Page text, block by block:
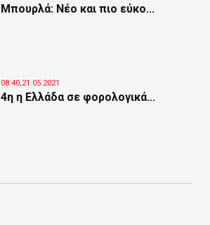
Μπουρλά: Νέο και πιο εύκο...
08:40,21.05.2021
4η η Ελλάδα σε φορολογικά...